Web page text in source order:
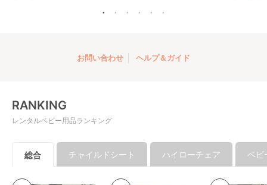
お問い合わせ ヘルプ＆ガイド
RANKING
レンタルベビー用品ランキング
総合 チャイルドシート ハイローチェア ベビ